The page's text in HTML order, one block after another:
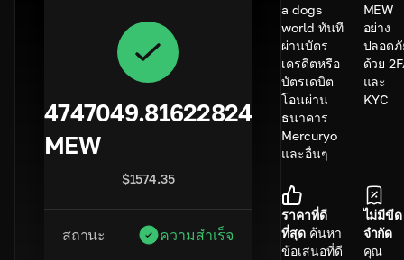
4747049.81622824
MEW
$1574.35
สถานะ ความสำเร็จ
a dogs
world ทันที
ผ่านบัตร
เครดิตหรือ
บัตรเดบิต
โอนผ่าน
ธนาคาร
Mercuryo
และอื่นๆ
MEW
อย่าง
ปลอดภั
ด้วย
และ
KYC
ราคาที่ดี
ที่สุด ค้นหา
ข้อเสนอที่ดี
ไม่มีขีด
จำกัด
คุณ